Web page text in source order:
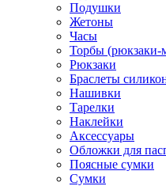
Подушки
Жетоны
Часы
Торбы
Рюкзаки
Браслеты
Нашивки
Тарелки
Наклейки
Аксессуары
Обложки для
Поясные сумки
Сумки